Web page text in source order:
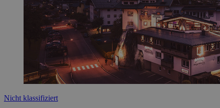
Nicht klassifiziert